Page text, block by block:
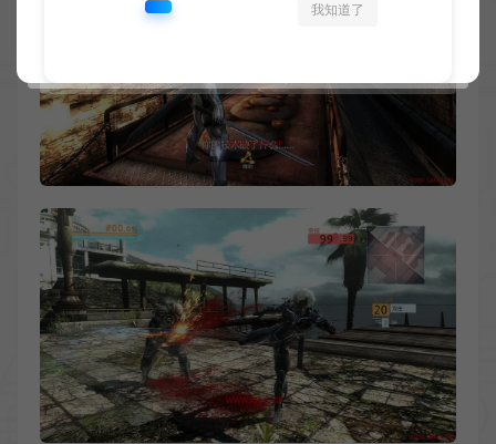
我知道了